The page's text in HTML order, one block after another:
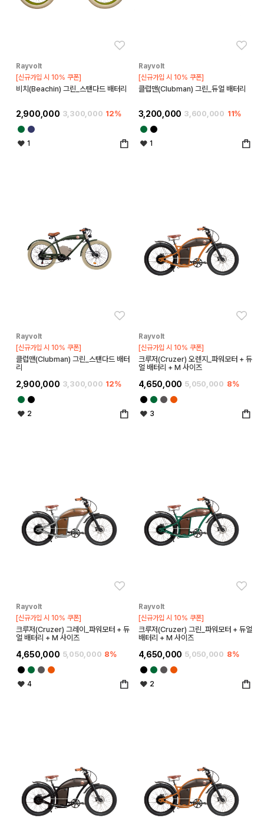
Rayvolt
[신규가입 시 10% 쿠폰]
비치(Beachin) 그린_스탠다드 배터리
2,900,000 3,300,000 12%
1
Rayvolt
[신규가입 시 10% 쿠폰]
클럽맨(Clubman) 그린_듀얼 배터리
3,200,000 3,600,000 11%
1
Rayvolt
[신규가입 시 10% 쿠폰]
클럽맨(Clubman) 그린_스탠다드 배터
리
2,900,000 3,300,000 12%
2
Rayvolt
[신규가입 시 10% 쿠폰]
크루저(Cruzer) 오렌지_파워모터 + 듀
얼 배터리 + M 사이즈
4,650,000 5,050,000 8%
3
Rayvolt
[신규가입 시 10% 쿠폰]
크루저(Cruzer) 그레이_파워모터 + 듀
얼 배터리 + M 사이즈
4,650,000 5,050,000 8%
4
Rayvolt
[신규가입 시 10% 쿠폰]
크루저(Cruzer) 그린_파워모터 + 듀얼
배터리 + M 사이즈
4,650,000 5,050,000 8%
2